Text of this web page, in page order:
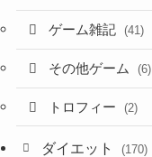
ゲーム雑記 (41)
その他ゲーム (6)
トロフィー (2)
ダイエット (170)